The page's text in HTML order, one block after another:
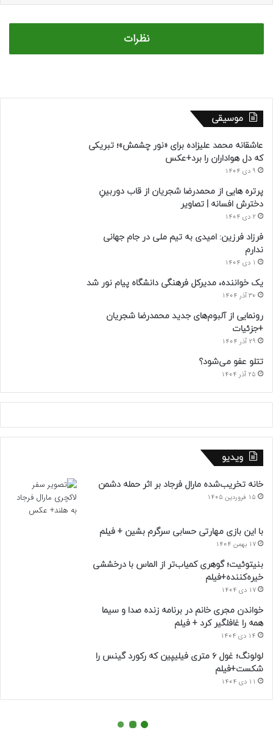
نظرات
موسیقی
عاشقانه محمد علیزاده برای «نور چشمش»؛ تبریکی
که دل هواداران را برد+عکس
9 دی 1404
پرتره هایی از محمدرضا شجریان از قاب دوربینِ
دخترش افسانه | تصاویر
2 دی 1404
فرزاد فرزین: امیدی به تیم ملی در جام جهانی
ندارم
1 دی 1404
یک خواننده، مدیرکل فرهنگی دانشگاه پیام نور شد
30 آذر 1404
رونمایی از آلبوم‌های جدید محمدرضا شجریان
+جزئیات
29 آذر 1404
تتلو عفو می‌شود؟
25 آذر 1404
ویدیو
خانه تخریب‌شده مارال فرجاد بر اثر حمله دشمن
15 فروردین 1405
با این بازی مهارتی حسابی سرگرم بشین + فیلم
17 بهمن 1404
بنیتوئیت؛ گوهری کمیاب‌تر از الماس با درخششی
خیره‌کننده+فیلم
17 دی 1404
خواندن مجری خانم در برنامه زنده صدا و سیما
همه را غافلگیر کرد + فیلم
14 دی 1404
لولونگ؛ غول ۶ متری فیلیپین که رکورد گینس را
شکست+فیلم
11 دی 1404